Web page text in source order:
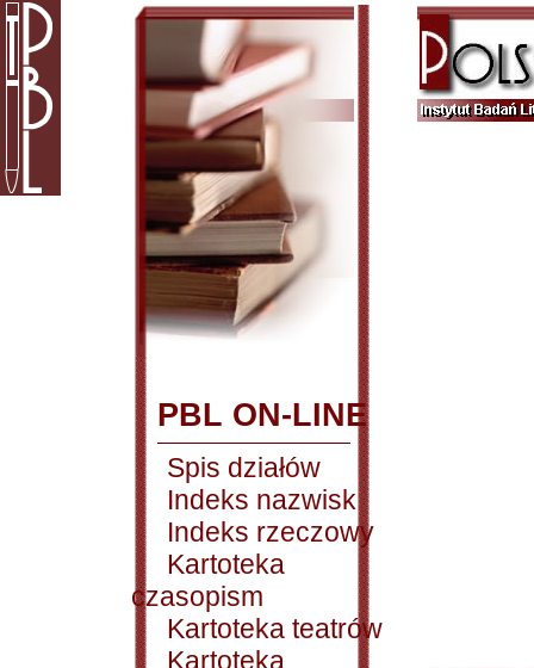
PBL ON-LINE
Spis działów
Indeks nazwisk
Indeks rzeczowy
Kartoteka
czasopism
Kartoteka teatrów
Kartoteka